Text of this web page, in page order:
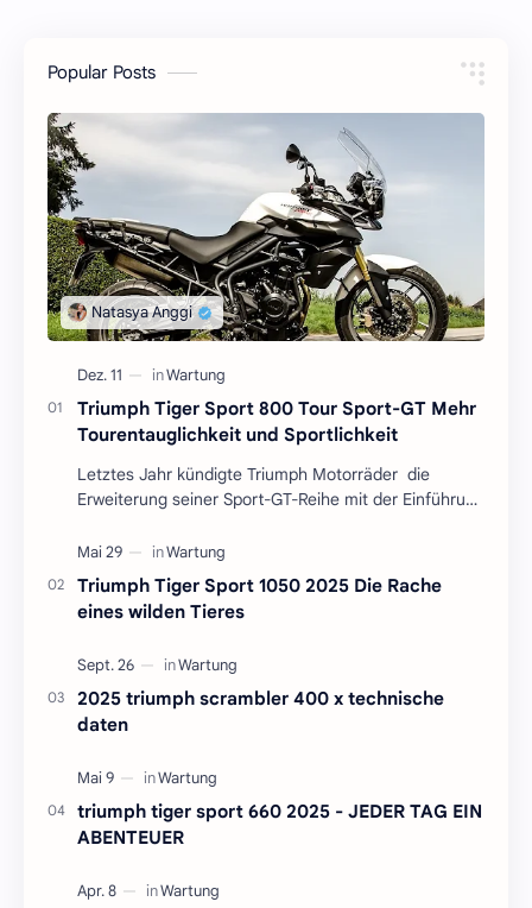
Popular Posts
Triumph Tiger Sport 800 Tour Sport-GT Mehr
Tourentauglichkeit und Sportlichkeit
Letztes Jahr kündigte Triumph Motorräder die
Erweiterung seiner Sport-GT-Reihe mit der Einführung
Triumph Tiger Sport 1050 2025 Die Rache
eines wilden Tieres
2025 triumph scrambler 400 x technische
daten
triumph tiger sport 660 2025 - JEDER TAG EIN
ABENTEUER